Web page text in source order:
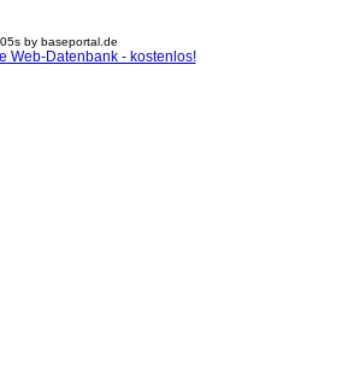
by baseportal.de
Web-Datenbank - kostenlos!